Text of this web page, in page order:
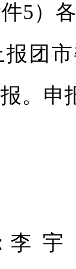
5）
报团
。申
李 宇